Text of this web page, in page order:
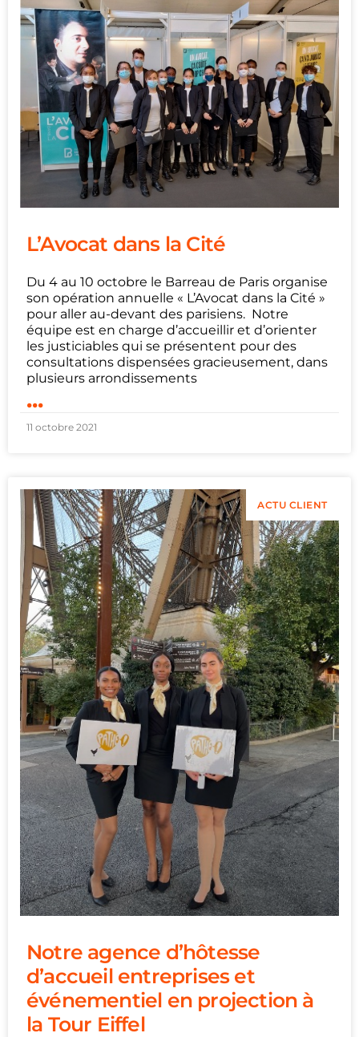
L’Avocat dans la Cité
Du 4 au 10 octobre le Barreau de Paris organise
son opération annuelle « L’Avocat dans la Cité »
pour aller au-devant des parisiens. Notre
équipe est en charge d’accueillir et d’orienter
les justiciables qui se présentent pour des
consultations dispensées gracieusement, dans
plusieurs arrondissements
...
11 octobre 2021
ACTU CLIENT
Notre agence d’hôtesse
d’accueil entreprises et
événementiel en projection à
la Tour Eiffel